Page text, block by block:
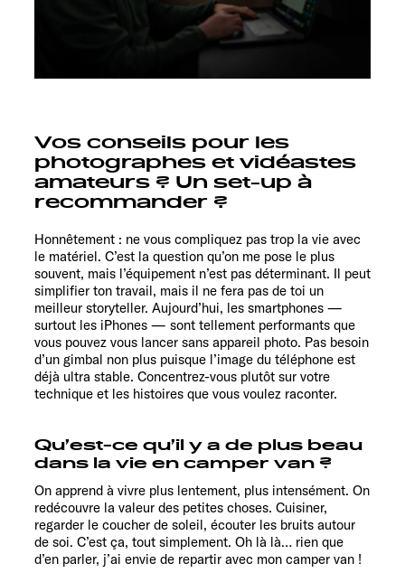
Vos conseils pour les
photographes et vidéastes
amateurs ? Un set-up à
recommander ?
Honnêtement : ne vous compliquez pas trop la vie avec
le matériel. C’est la question qu’on me pose le plus
souvent, mais l’équipement n’est pas déterminant. Il peut
simplifier ton travail, mais il ne fera pas de toi un
meilleur storyteller. Aujourd’hui, les smartphones —
surtout les iPhones — sont tellement performants que
vous pouvez vous lancer sans appareil photo. Pas besoin
d’un gimbal non plus puisque l’image du téléphone est
déjà ultra stable. Concentrez-vous plutôt sur votre
technique et les histoires que vous voulez raconter.
Qu’est-ce qu’il y a de plus beau
dans la vie en camper van ?
On apprend à vivre plus lentement, plus intensément. On
redécouvre la valeur des petites choses. Cuisiner,
regarder le coucher de soleil, écouter les bruits autour
de soi. C’est ça, tout simplement. Oh là là… rien que
d’en parler, j’ai envie de repartir avec mon camper van !